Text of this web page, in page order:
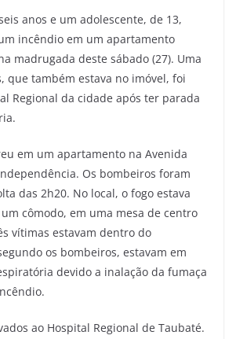
anos e um adolescente, de 13,
incêndio em um apartamento
madrugada deste sábado (27). Uma
que também estava no imóvel, foi
Regional da cidade após ter parada
em um apartamento na Avenida
Os bombeiros foram
das 2h20. No local, o fogo estava
cômodo, em uma mesa de centro
vítimas estavam dentro do
os bombeiros, estavam em
devido a inalação da fumaça
ao Hospital Regional de Taubaté.